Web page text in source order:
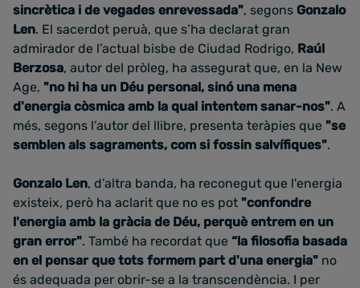
sincrètica i de vegades enrevessada", segons Gonzalo
Len. El sacerdot peruà, que s’ha declarat gran
admirador de l’actual bisbe de Ciudad Rodrigo, Raúl
Berzosa, autor del pròleg, ha assegurat que, en la New
Age, "no hi ha un Déu personal, sinó una mena
d'energia còsmica amb la qual intentem sanar-nos". A
més, segons l’autor del llibre, presenta teràpies que "se
semblen als sagraments, com si fossin salvífiques".
Gonzalo Len, d’altra banda, ha reconegut que l'energia
existeix, però ha aclarit que no es pot "confondre
l'energia amb la gràcia de Déu, perquè entrem en un
gran error". També ha recordat que “la filosofia basada
en el pensar que tots formem part d'una energia" no
és adequada per obrir-se a la transcendència. I per